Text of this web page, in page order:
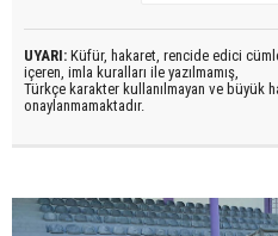
UYARI: Küfür, hakaret, rencide edici
içeren, imla kuralları ile yazılmamış,
Türkçe karakter kullanılmayan ve büyük
onaylanmamaktadır.